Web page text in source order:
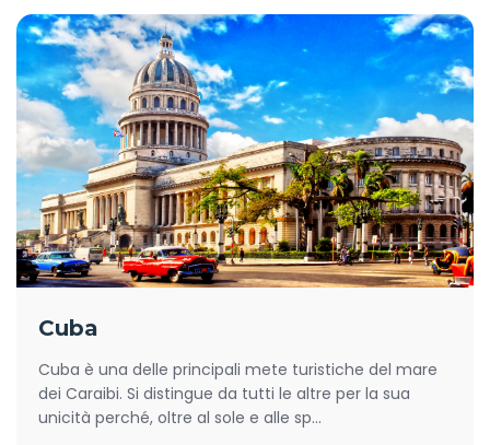
Cuba
Cuba è una delle principali mete turistiche del mare
dei Caraibi. Si distingue da tutti le altre per la sua
unicità perché, oltre al sole e alle sp...